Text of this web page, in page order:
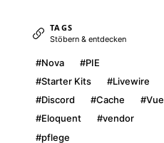
TAGS
Stöbern & entdecken
#Nova
#PIE
#Starter Kits
#Livewire
#Discord
#Cache
#Vue
#Eloquent
#vendor
#pflege